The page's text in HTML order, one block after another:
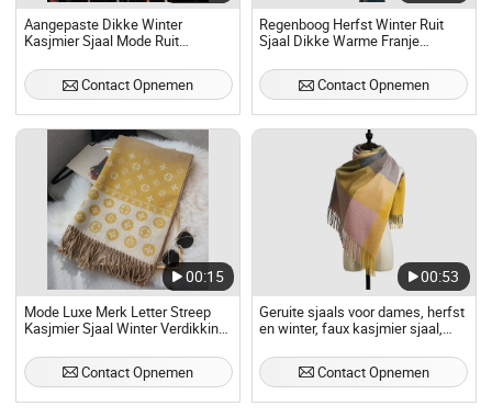
Aangepaste Dikke Winter
Kasjmier Sjaal Mode Ruit
Contact Opnemen
Regenboog Herfst Winter Ruit
Sjaal Dikke Warme Franje
Contact Opnemen
00:15
Mode Luxe Merk Letter Streep
Kasjmier Sjaal Winter Verdikking
Ontwerper Sjaal
Contact Opnemen
00:53
Geruite sjaals voor dames, herfst
en winter, faux kasjmier sjaal,
franjes, groothandel sjaal
Contact Opnemen